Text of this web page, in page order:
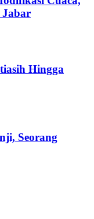
Jabar
Hingga
Seorang